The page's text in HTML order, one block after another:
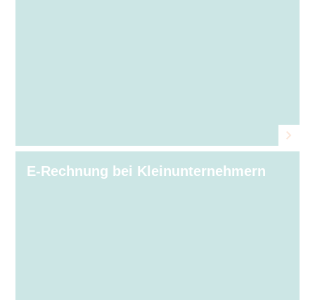
E-Rechnung bei Kleinunternehmern